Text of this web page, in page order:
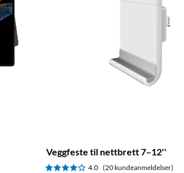
Veggfeste til nettbrett 7–12''
4.0 (20 kundeanmeldelser)